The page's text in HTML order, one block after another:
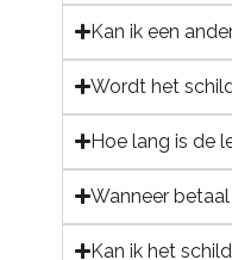
Kan ik een
Wordt het
Hoe lang is de
Wanneer betaal
Kan ik het